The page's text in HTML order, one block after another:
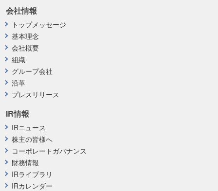
会社情報
トップメッセージ
基本理念
会社概要
組織
グループ会社
沿革
プレスリリース
IR情報
IRニュース
株主の皆様へ
コーポレートガバナンス
財務情報
IRライブラリ
IRカレンダー